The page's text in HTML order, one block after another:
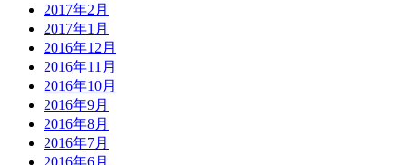
2017年2月
2017年1月
2016年12月
2016年11月
2016年10月
2016年9月
2016年8月
2016年7月
2016年6月